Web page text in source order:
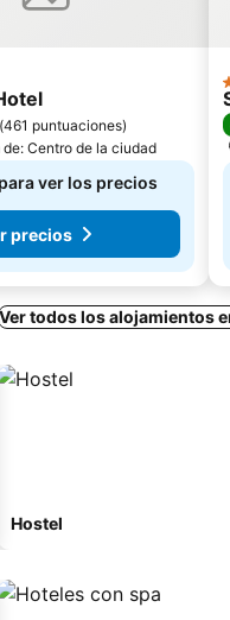
(461 puntuaciones)
Centro de la ciudad
ver los precios
precios
Ver todos los alojamientos
Hostel